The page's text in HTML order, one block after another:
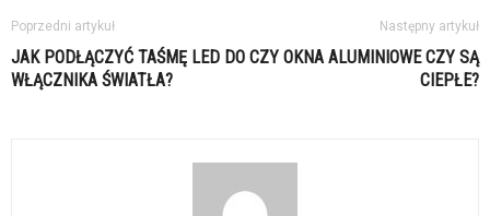
Poprzedni artykuł
JAK PODŁĄCZYĆ TAŚMĘ LED DO
WŁĄCZNIKA ŚWIATŁA?
Następny artykuł
CZY OKNA ALUMINIOWE CZY SĄ
CIEPŁE?